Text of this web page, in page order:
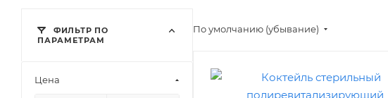
По умолчанию (убывание)
ФИЛЬТР ПО
ПАРАМЕТРАМ
Цена